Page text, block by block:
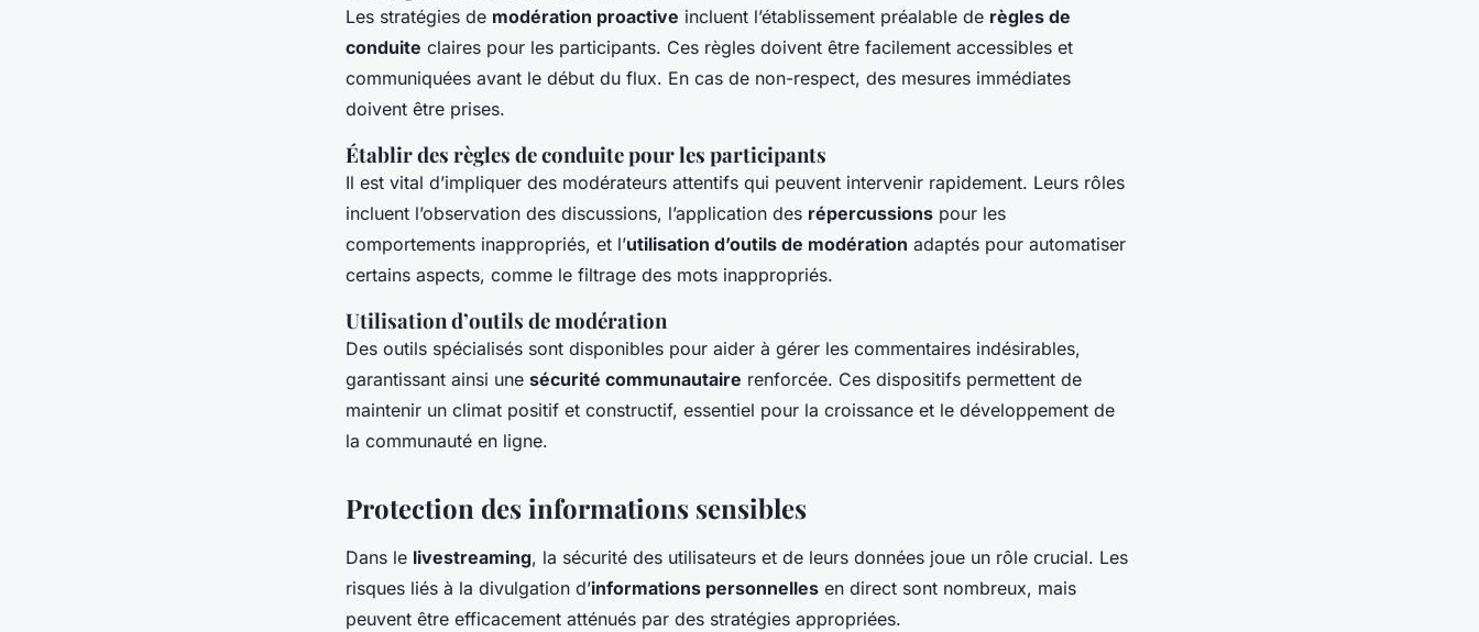
Les stratégies de modération proactive incluent l’établissement préalable de règles de
conduite claires pour les participants. Ces règles doivent être facilement accessibles et
communiquées avant le début du flux. En cas de non-respect, des mesures immédiates
doivent être prises.
Établir des règles de conduite pour les participants
Il est vital d’impliquer des modérateurs attentifs qui peuvent intervenir rapidement. Leurs rôles
incluent l’observation des discussions, l’application des répercussions pour les
comportements inappropriés, et l’utilisation d’outils de modération adaptés pour automatiser
certains aspects, comme le filtrage des mots inappropriés.
Utilisation d’outils de modération
Des outils spécialisés sont disponibles pour aider à gérer les commentaires indésirables,
garantissant ainsi une sécurité communautaire renforcée. Ces dispositifs permettent de
maintenir un climat positif et constructif, essentiel pour la croissance et le développement de
la communauté en ligne.
Protection des informations sensibles
Dans le livestreaming, la sécurité des utilisateurs et de leurs données joue un rôle crucial. Les
risques liés à la divulgation d’informations personnelles en direct sont nombreux, mais
peuvent être efficacement atténués par des stratégies appropriées.